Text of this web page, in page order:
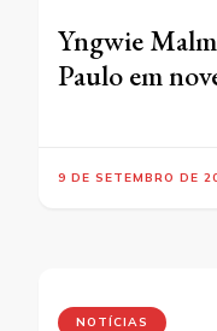
Yngwie
Paulo em
9 DE SETEMBRO DE
NOTÍCIAS